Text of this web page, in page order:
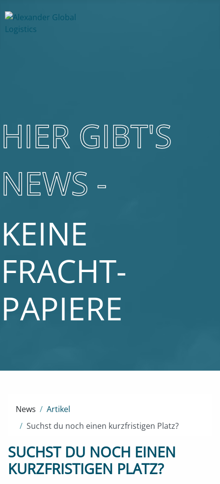
HIER GIBT'S
NEWS -
KEINE
FRACHT­
PAPIERE
News
Artikel
Suchst du noch einen kurzfristigen Platz?
SUCHST DU NOCH EINEN
KURZFRISTIGEN PLATZ?